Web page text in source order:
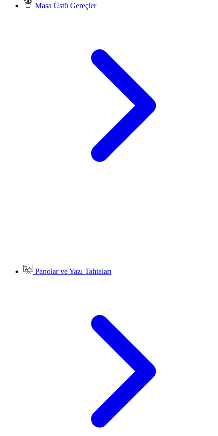
Masa Üstü Gereçler
Panolar ve Yazı Tahtaları